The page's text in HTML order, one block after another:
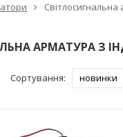
АРМАТУРА З
Сортування: